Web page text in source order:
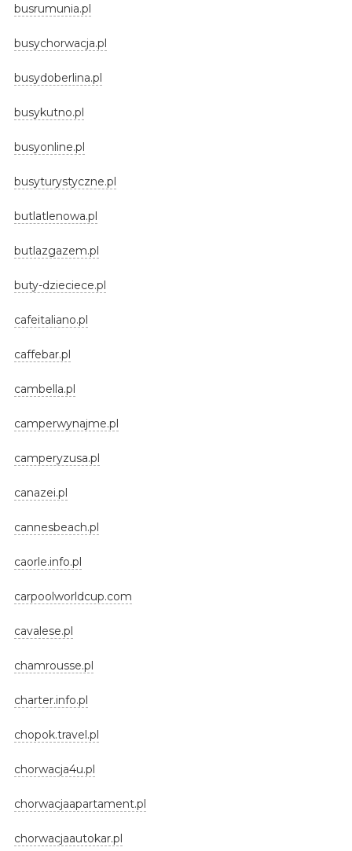
busrumunia.pl
busychorwacja.pl
busydoberlina.pl
busykutno.pl
busyonline.pl
busyturystyczne.pl
butlatlenowa.pl
butlazgazem.pl
buty-dzieciece.pl
cafeitaliano.pl
caffebar.pl
cambella.pl
camperwynajme.pl
camperyzusa.pl
canazei.pl
cannesbeach.pl
caorle.info.pl
carpoolworldcup.com
cavalese.pl
chamrousse.pl
charter.info.pl
chopok.travel.pl
chorwacja4u.pl
chorwacjaapartament.pl
chorwacjaautokar.pl